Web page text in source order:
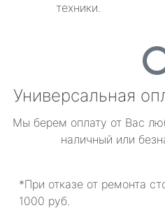
техники.
Универсальная
Мы берем оплату от Вас
наличный или
*При отказе от ремонта
1000 руб.